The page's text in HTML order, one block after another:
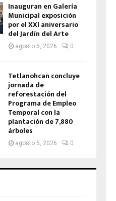
Inauguran en Galería
Municipal exposición
por el XXI aniversario
del Jardín del Arte
agosto 5, 2026 0
Tetlanohcan concluye
jornada de
reforestación del
Programa de Empleo
Temporal con la
plantación de 7,880
árboles
agosto 5, 2026 0